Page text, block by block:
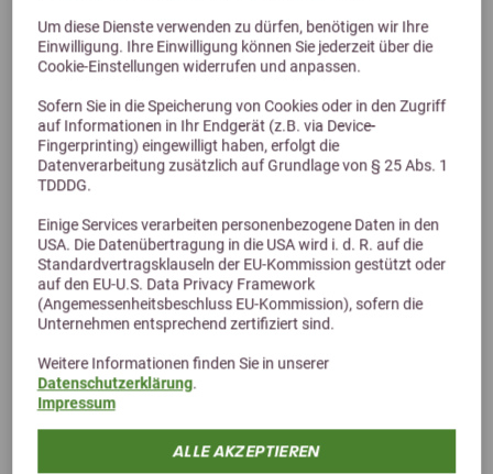
Um diese Dienste verwenden zu dürfen, benötigen wir Ihre
Einwilligung. Ihre Einwilligung können Sie jederzeit über die
Cookie-Einstellungen widerrufen und anpassen.
Sofern Sie in die Speicherung von Cookies oder in den Zugriff
auf Informationen in Ihr Endgerät (z.B. via Device-
Fingerprinting) eingewilligt haben, erfolgt die
Datenverarbeitung zusätzlich auf Grundlage von § 25 Abs. 1
TDDDG.
Einige Services verarbeiten personenbezogene Daten in den
USA. Die Datenübertragung in die USA wird i. d. R. auf die
Standardvertragsklauseln der EU-Kommission gestützt oder
auf den EU-U.S. Data Privacy Framework
(Angemessenheitsbeschluss EU-Kommission), sofern die
Unternehmen entsprechend zertifiziert sind.
Weitere Informationen finden Sie in unserer
Datenschutzerklärung.
Impressum
ALLE AKZEPTIEREN
Cuxin DCM ECO-Kalk Pro 25kg
Spezialkalk mit hohem Magnesiumanteil für Pferdeweiden
Previous